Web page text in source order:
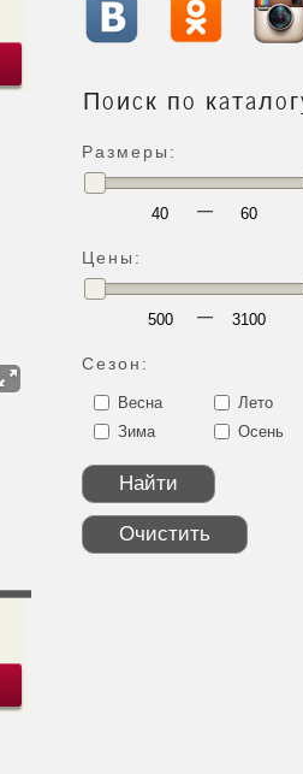
Поиск по
Размеры:
—
Цены:
—
Сезон:
Весна
Зима
Лето
Осень
Найти
Очистить